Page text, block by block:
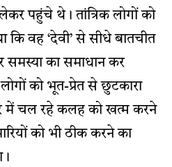
पहुंचे थे। तांत्रिक लोगों को
कि वह ‘देवी’ से सीधे बातचीत
समस्या का समाधान कर
को भूत-प्रेत से छुटकारा
में चल रहे कलह को खत्म करने
को भी ठीक करने का